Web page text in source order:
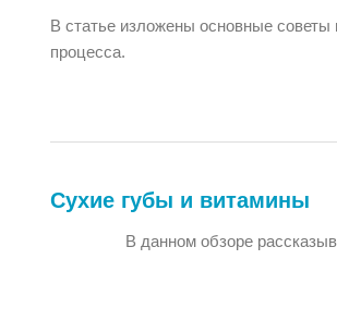
В статье изложены основные советы
процесса.
Сухие губы и витамины
В данном обзоре